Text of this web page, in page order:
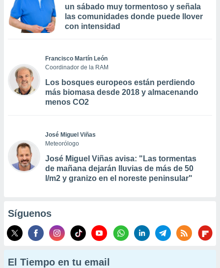
un sábado muy tormentoso y señala
las comunidades donde puede llover
con intensidad
Francisco Martín León
Coordinador de la RAM
Los bosques europeos están perdiendo
más biomasa desde 2018 y almacenando
menos CO2
José Miguel Viñas
Meteorólogo
José Miguel Viñas avisa: "Las tormentas
de mañana dejarán lluvias de más de 50
l/m2 y granizo en el noreste peninsular"
Síguenos
El Tiempo en tu email